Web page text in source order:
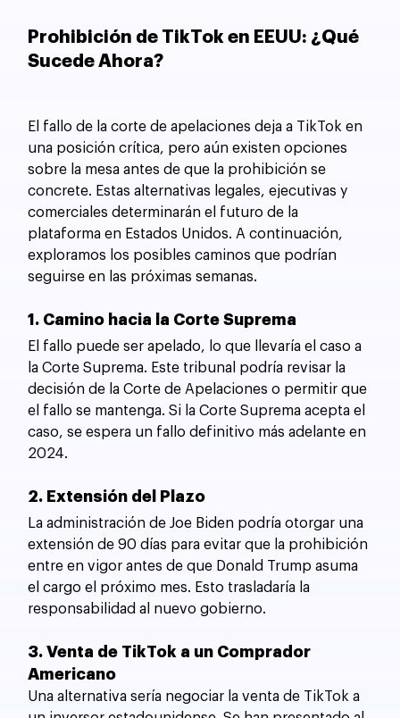
Prohibición de TikTok en EEUU: ¿Qué
Sucede Ahora?
El fallo de la corte de apelaciones deja a TikTok en
una posición crítica, pero aún existen opciones
sobre la mesa antes de que la prohibición se
concrete. Estas alternativas legales, ejecutivas y
comerciales determinarán el futuro de la
plataforma en Estados Unidos. A continuación,
exploramos los posibles caminos que podrían
seguirse en las próximas semanas.
1. Camino hacia la Corte Suprema
El fallo puede ser apelado, lo que llevaría el caso a
la Corte Suprema. Este tribunal podría revisar la
decisión de la Corte de Apelaciones o permitir que
el fallo se mantenga. Si la Corte Suprema acepta el
caso, se espera un fallo definitivo más adelante en
2024.
2. Extensión del Plazo
La administración de Joe Biden podría otorgar una
extensión de 90 días para evitar que la prohibición
entre en vigor antes de que Donald Trump asuma
el cargo el próximo mes. Esto trasladaría la
responsabilidad al nuevo gobierno.
3. Venta de TikTok a un Comprador
Americano
Una alternativa sería negociar la venta de TikTok a